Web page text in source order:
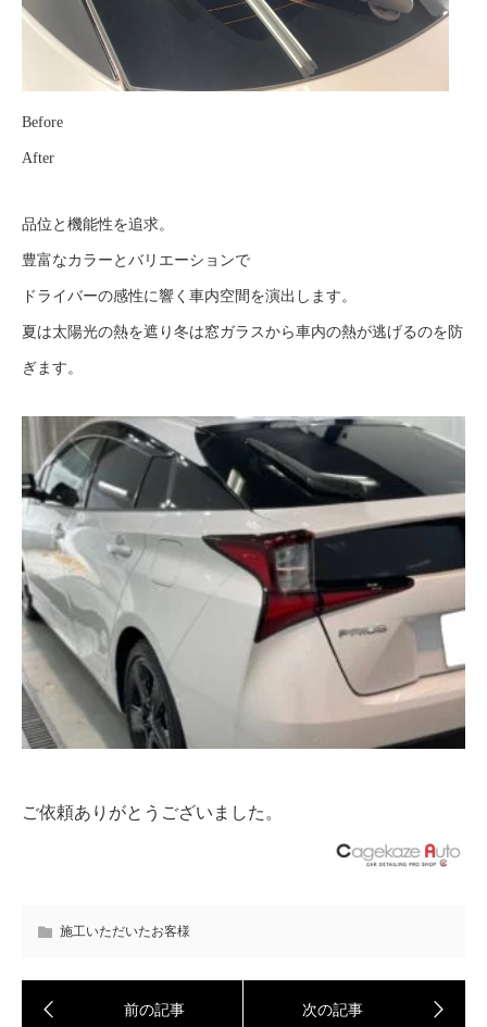
Before
After
品位と機能性を追求。
豊富なカラーとバリエーションで
ドライバーの感性に響く車内空間を演出します。
夏は太陽光の熱を遮り冬は窓ガラスから車内の熱が逃げるのを防
ぎます。
ご依頼ありがとうございました。
施工いただいたお客様